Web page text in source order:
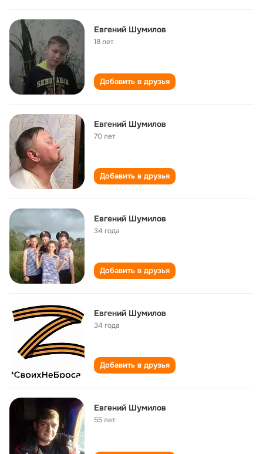
Евгений Шумилов
18 лет
Добавить в друзья
Евгений Шумилов
70 лет
Добавить в друзья
Евгений Шумилов
34 года
Добавить в друзья
Евгений Шумилов
34 года
Добавить в друзья
Евгений Шумилов
55 лет